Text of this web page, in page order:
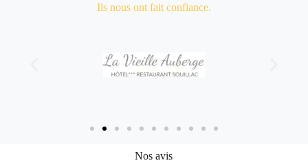
Ils nous ont fait confiance.
Nos avis